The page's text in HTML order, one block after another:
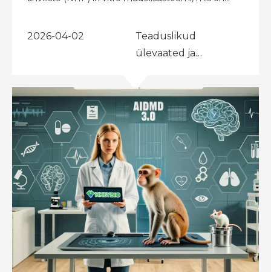
haigustele.
2026-04-02
Teaduslikud
ülevaated ja